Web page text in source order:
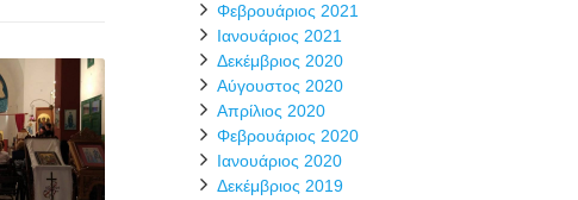
Φεβρουάριος 2021
Ιανουάριος 2021
Δεκέμβριος 2020
Αύγουστος 2020
Απρίλιος 2020
Φεβρουάριος 2020
Ιανουάριος 2020
Δεκέμβριος 2019